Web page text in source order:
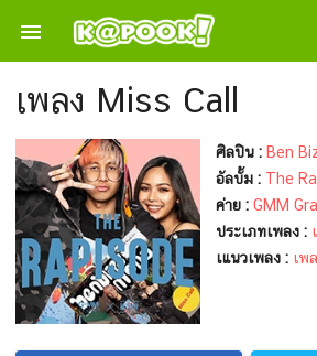

เพลง Miss Call
ศิลปิน : Ben
อัลบั้ม : The
ค่าย : GMM
ประเภทเพลง :
เแนวเพลง : เพ